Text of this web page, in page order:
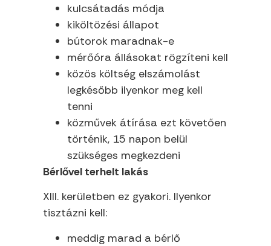
kulcsátadás módja
kiköltözési állapot
bútorok maradnak-e
mérőóra állásokat rögzíteni kell
közös költség elszámolást
legkésőbb ilyenkor meg kell
tenni
közművek átírása ezt követően
történik, 15 napon belül
szükséges megkezdeni
Bérlővel terhelt lakás
XIII. kerületben ez gyakori. Ilyenkor
tisztázni kell:
meddig marad a bérlő